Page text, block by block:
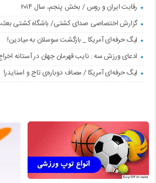
رقابت ایران و روس / بخش پنجم، سال ۲۰۱۴
گزارش اختصاصی صدای کشتی/ باشگاه کشتی
لیگ حرفه‌ای آمریکا _ بازگشت سوسلان به میادین!
ادعای ورزش سه : نایب قهرمان جهان در آستانه
لیگ حرفه‌ای آمریکا / مصاف دوباره‌ی تاج و اسنایدر!